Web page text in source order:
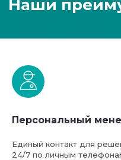
Персональный
Единый контакт для
24/7 по личным
Базовая
компании ФТС-